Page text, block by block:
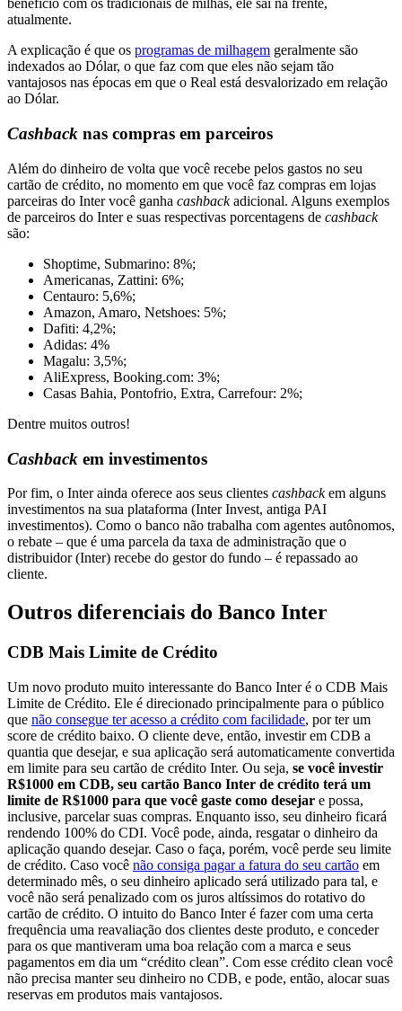
benefício com os tradicionais de milhas, ele sai na frente,
atualmente.
A explicação é que os programas de milhagem geralmente são
indexados ao Dólar, o que faz com que eles não sejam tão
vantajosos nas épocas em que o Real está desvalorizado em relação
ao Dólar.
Cashback nas compras em parceiros
Além do dinheiro de volta que você recebe pelos gastos no seu
cartão de crédito, no momento em que você faz compras em lojas
parceiras do Inter você ganha cashbackadicional. Alguns exemplos
de parceiros do Inter e suas respectivas porcentagens de cashback
são:
Shoptime, Submarino: 8%;
Americanas, Zattini: 6%;
Centauro: 5,6%;
Amazon, Amaro, Netshoes: 5%;
Dafiti: 4,2%;
Adidas: 4%
Magalu: 3,5%;
AliExpress, Booking.com: 3%;
Casas Bahia, Pontofrio, Extra, Carrefour: 2%;
Dentre muitos outros!
Cashback em investimentos
Por fim, o Inter ainda oferece aos seus clientes cashbackem alguns
investimentos na sua plataforma (Inter Invest, antiga PAI
investimentos). Como o banco não trabalha com agentes autônomos,
o rebate – que é uma parcela da taxa de administração que o
distribuidor (Inter) recebe do gestor do fundo – é repassado ao
cliente.
Outros diferenciais do Banco Inter
CDB Mais Limite de Crédito
Um novo produto muito interessante do Banco Inter é o CDB Mais
Limite de Crédito. Ele é direcionado principalmente para o público
que não consegue ter acesso a crédito com facilidade, por ter um
score de crédito baixo. O cliente deve, então, investir em CDB a
quantia que desejar, e sua aplicação será automaticamente convertida
em limite para seu cartão de crédito Inter. Ou seja, se você investir
R$1000 em CDB, seu cartão Banco Inter de crédito terá um
limite de R$1000 para que você gaste como desejar e possa,
inclusive, parcelar suas compras. Enquanto isso, seu dinheiro ficará
rendendo 100% do CDI. Você pode, ainda, resgatar o dinheiro da
aplicação quando desejar. Caso o faça, porém, você perde seu limite
de crédito. Caso você não consiga pagar a fatura do seu cartão em
determinado mês, o seu dinheiro aplicado será utilizado para tal, e
você não será penalizado com os juros altíssimos do rotativo do
cartão de crédito. O intuito do Banco Inter é fazer com uma certa
frequência uma reavaliação dos clientes deste produto, e conceder
para os que mantiveram uma boa relação com a marca e seus
pagamentos em dia um “crédito clean”. Com esse crédito clean você
não precisa manter seu dinheiro no CDB, e pode, então, alocar suas
reservas em produtos mais vantajosos.